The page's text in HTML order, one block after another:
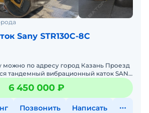
Sany STR130C-8C
можно по адресу город Казань Проезд
тандемный вибрационный каток SANY
– 2022Весовые характе
6 450 000 ₽
Позвонить Написать